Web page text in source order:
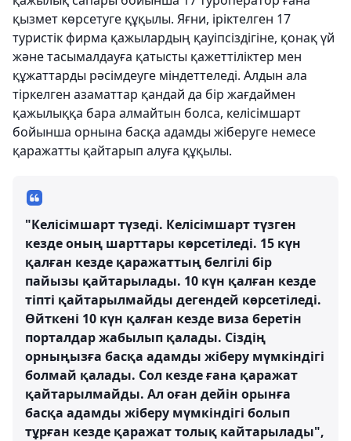
қызмет көрсетуге құқылы. Яғни, іріктелген 17
туристік фирма қажылардың қауіпсіздігіне, қонақ үй
және тасымалдауға қатысты қажеттіліктер мен
құжаттарды рәсімдеуге міндеттеледі. Алдын ала
тіркелген азаматтар қандай да бір жағдаймен
қажылыққа бара алмайтын болса, келісімшарт
бойынша орнына басқа адамды жіберуге немесе
қаражатты қайтарып алуға құқылы.
"Келісімшарт түзеді. Келісімшарт түзген
кезде оның шарттары көрсетіледі. 15 күн
қалған кезде қаражаттың белгілі бір
пайызы қайтарылады. 10 күн қалған кезде
тіпті қайтарылмайды дегендей көрсетіледі.
Өйткені 10 күн қалған кезде виза беретін
порталдар жабылып қалады. Сіздің
орныңызға басқа адамды жіберу мүмкіндігі
болмай қалады. Сол кезде ғана қаражат
қайтарылмайды. Ал оған дейін орынға
басқа адамды жіберу мүмкіндігі болып
тұрған кезде қаражат толық кайтарылады",